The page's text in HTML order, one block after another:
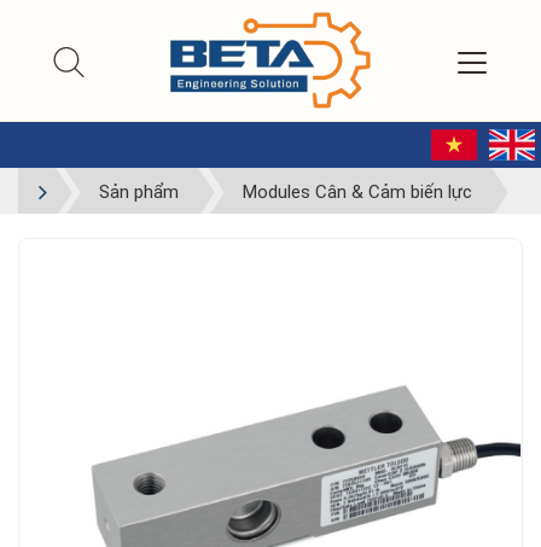
Sản phẩm Modules Cân & Cảm biến lực